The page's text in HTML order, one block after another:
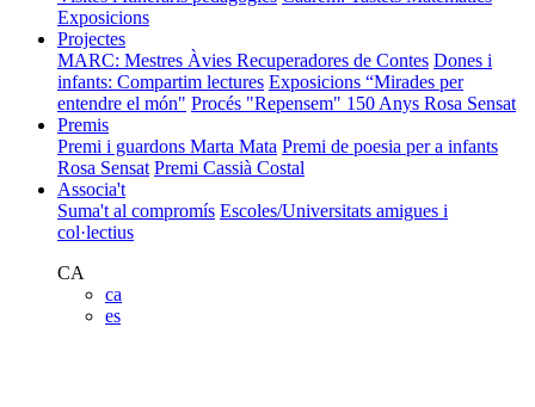
Exposicions
Projectes
MARC: Mestres Àvies Recuperadores de Contes Dones i
infants: Compartim lectures Exposicions “Mirades per
entendre el món" Procés "Repensem" 150 Anys Rosa Sensat
Premis
Premi i guardons Marta Mata Premi de poesia per a infants
Rosa Sensat Premi Cassià Costal
Associa't
Suma't al compromís Escoles/Universitats amigues i
col·lectius
CA
ca
es